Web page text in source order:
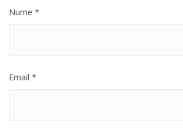
Nume *
Email *